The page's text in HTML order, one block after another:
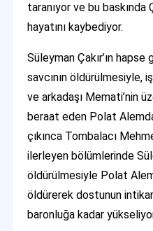
taranıyor ve bu baskında
hayatını kaybediyor.
Süleyman Çakır’ın
savcının öldürülmesiyle,
ve arkadaşı Memati’nin
beraat eden Polat
çıkınca Tombalacı
ilerleyen bölümlerinde
öldürülmesiyle Polat
öldürerek dostunun
baronluğa kadar